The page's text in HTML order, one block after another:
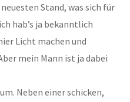
Stand, was sich für
hab’s ja bekanntlich
Licht machen und
mein Mann ist ja dabei
Neben einer schicken,